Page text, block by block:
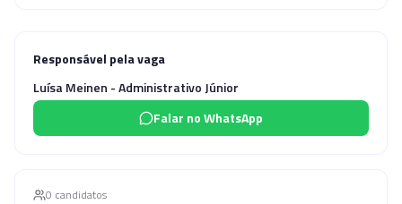
Responsável pela vaga
Luísa Meinen - Administrativo Júnior
Falar no WhatsApp
0 candidatos